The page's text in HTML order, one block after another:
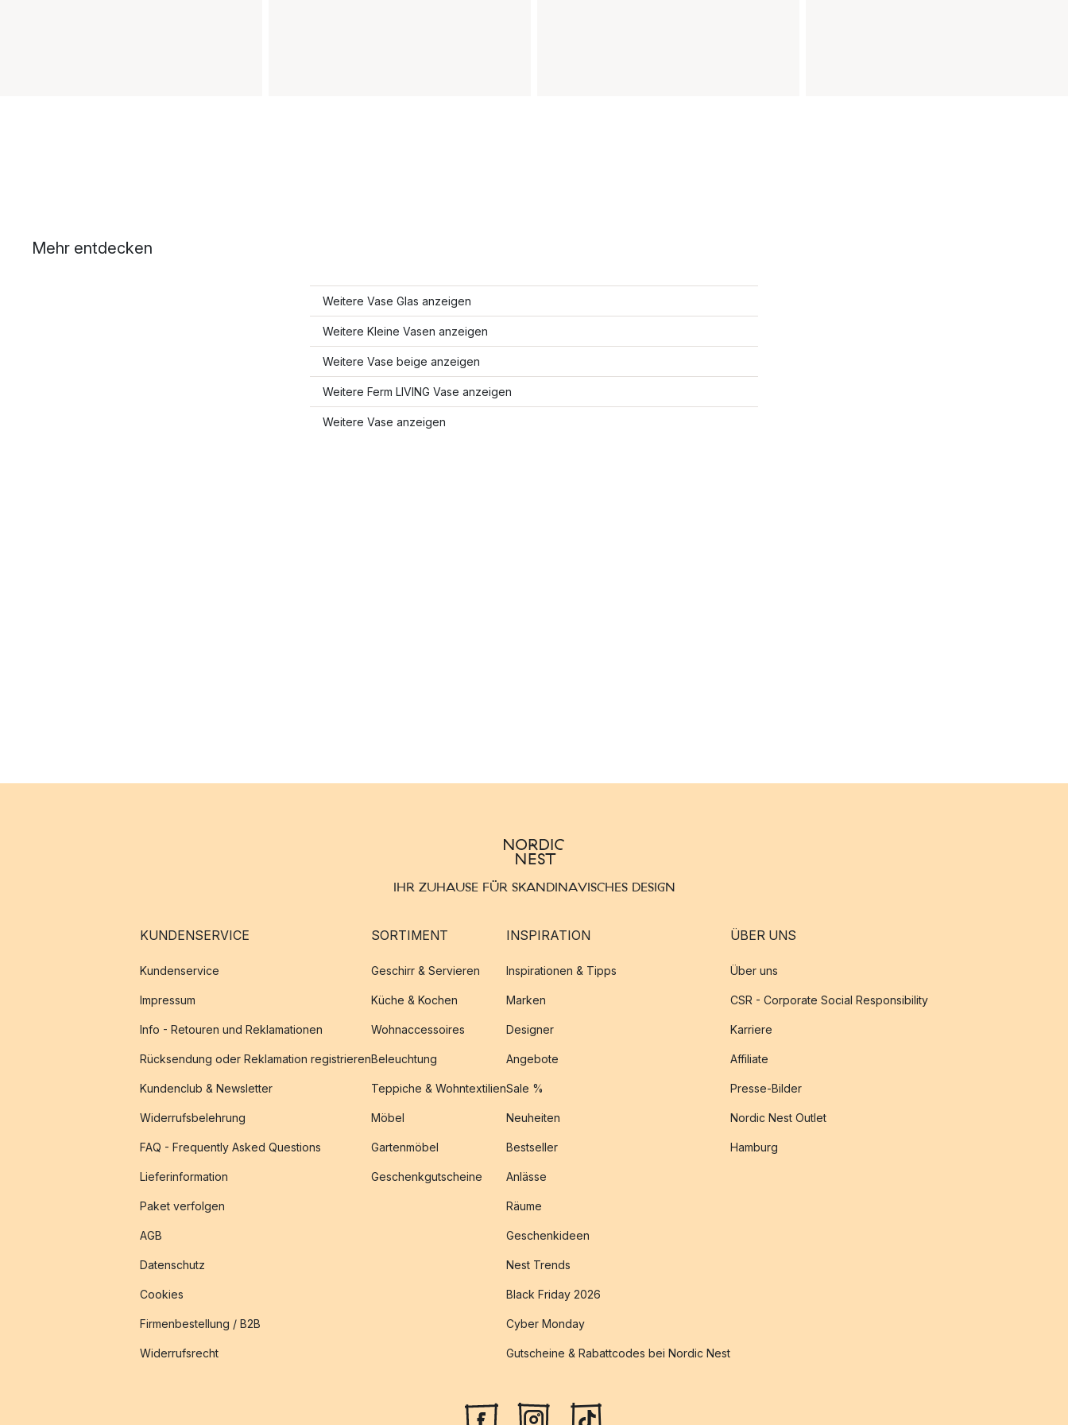
Mehr entdecken
Weitere Vase Glas anzeigen
Weitere Kleine Vasen anzeigen
Weitere Vase beige anzeigen
Weitere Ferm LIVING Vase anzeigen
Weitere Vase anzeigen
IHR ZUHAUSE FÜR SKANDINAVISCHES DESIGN
KUNDENSERVICE
Kundenservice
Impressum
Info - Retouren und Reklamationen
Rücksendung oder Reklamation registrieren
Kundenclub & Newsletter
Widerrufsbelehrung
FAQ - Frequently Asked Questions
Lieferinformation
Paket verfolgen
AGB
Datenschutz
Cookies
Firmenbestellung / B2B
Widerrufsrecht
SORTIMENT
Geschirr & Servieren
Küche & Kochen
Wohnaccessoires
Beleuchtung
Teppiche & Wohntextilien
Möbel
Gartenmöbel
Geschenkgutscheine
INSPIRATION
Inspirationen & Tipps
Marken
Designer
Angebote
Sale %
Neuheiten
Bestseller
Anlässe
Räume
Geschenkideen
Nest Trends
Black Friday 2026
Cyber Monday
Gutscheine & Rabattcodes bei Nordic Nest
ÜBER UNS
Über uns
CSR - Corporate Social Responsibility
Karriere
Affiliate
Presse-Bilder
Nordic Nest Outlet
Hamburg